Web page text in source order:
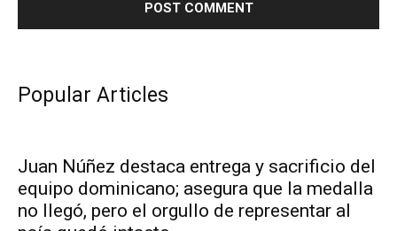
Popular Articles
Juan Núñez destaca entrega y sacrificio del
equipo dominicano; asegura que la medalla
no llegó, pero el orgullo de representar al